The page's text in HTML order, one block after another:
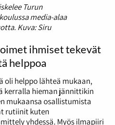
Turun
media-alaa
Kuva: Siru
ihmiset tekevät
helppoa
oli helppo lähteä mukaan,
kerralla hieman jännittikin
mukaansa osallistumista
rutiinit kuten
yhdessä. Myös ilmapiiri